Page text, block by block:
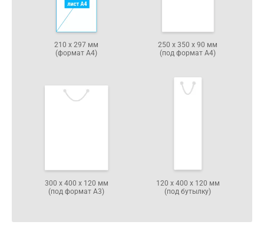
210 х 297 мм
(формат А4)
250 х 350 х 90 мм
(под формат А4)
300 х 400 х 120 мм
(под формат А3)
120 х 400 х 120 мм
(под бутылку)